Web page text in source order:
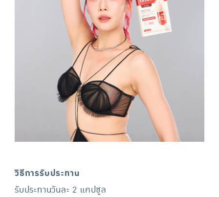
วิธีการรับประทาน
รับประทานวันละ 2 แคปซูล